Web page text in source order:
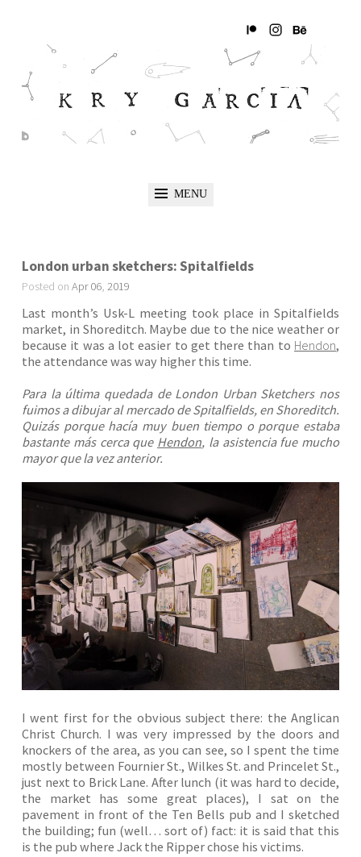
MENU
London urban sketchers: Spitalfields
Posted on Apr 06, 2019
Last month’s Usk-L meeting took place in Spitalfields
market, in Shoreditch. Maybe due to the nice weather or
because it was a lot easier to get there than to Hendon,
the attendance was way higher this time.
Para la última quedada de London Urban Sketchers nos
fuimos a dibujar al mercado de Spitalfields, en Shoreditch.
Quizás porque hacía muy buen tiempo o porque estaba
bastante más cerca que Hendon, la asistencia fue mucho
mayor que la vez anterior.
I went first for the obvious subject there: the Anglican
Christ Church. I was very impressed by the doors and
knockers of the area, as you can see, so I spent the time
mostly between Fournier St., Wilkes St. and Princelet St.,
just next to Brick Lane. After lunch (it was hard to decide,
the market has some great places), I sat on the
pavement in front of the Ten Bells pub and I sketched
the building; fun (well… sort of) fact: it is said that this
is the pub where Jack the Ripper chose his victims.